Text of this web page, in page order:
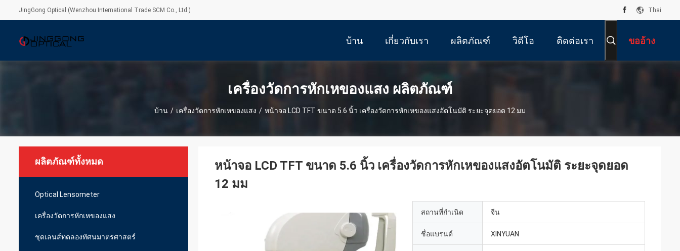
JingGong Optical (Wenzhou International Trade SCM Co., Ltd.) Thai
บ้าน เกี่ยวกับเรา ผลิตภัณฑ์ วิดีโอ ติดต่อเรา ขออ้าง
เครื่องวัดการหักเหของแสง ผลิตภัณฑ์
บ้าน / เครื่องวัดการหักเหของแสง / หน้าจอ LCD TFT ขนาด 5.6 นิ้ว เครื่องวัดการหักเหของแสงอัตโนมัติ ระยะจุดยอด 12 มม
ผลิตภัณฑ์ทั้งหมด
Optical Lensometer
เครื่องวัดการหักเหของแสง
ชุดเลนส์ทดลองทัศนมาตรศาสตร์
หน้าจอ LCD TFT ขนาด 5.6 นิ้ว เครื่องวัดการหักเหของแสงอัตโนมัติ ระยะจุดยอด
12 มม
สถานที่กำเนิด จีน
ชื่อแบรนด์ XINYUAN